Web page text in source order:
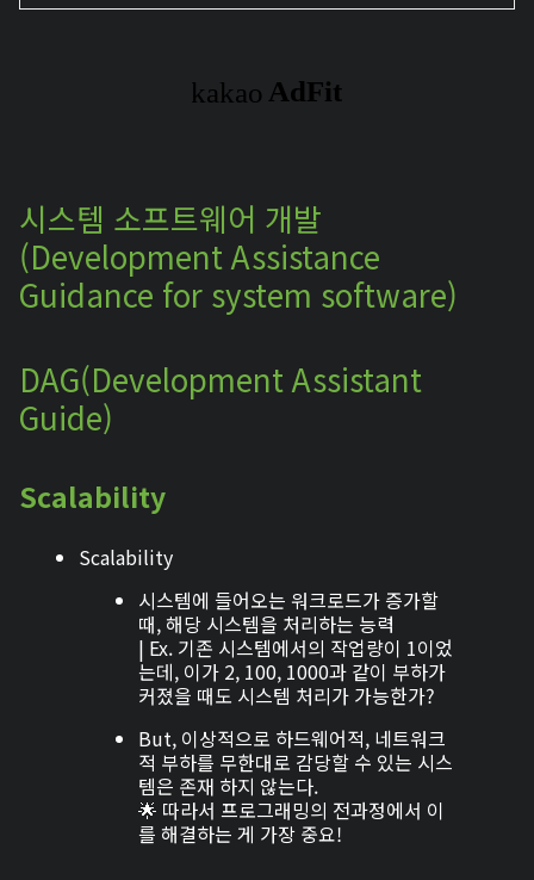
Audit 위험을 사전에 관리합니다.
시스템 소프트웨어 개발
(Development Assistance
Guidance for system software)
DAG(Development Assistant
Guide)
Scalability
Scalability
시스템에 들어오는 워크로드가 증가할
때, 해당 시스템을 처리하는 능력
| Ex. 기존 시스템에서의 작업량이 1이었
는데, 이가 2, 100, 1000과 같이 부하가
커졌을 때도 시스템 처리가 가능한가?
But, 이상적으로 하드웨어적, 네트워크
적 부하를 무한대로 감당할 수 있는 시스
템은 존재 하지 않는다.
🌟 따라서 프로그래밍의 전과정에서 이
를 해결하는 게 가장 중요!